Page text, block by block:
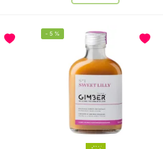
- 5 %